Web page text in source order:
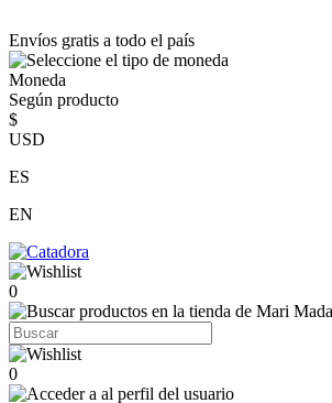
Envíos gratis a todo el país
Moneda
Según producto
$
USD
ES
EN
0
0